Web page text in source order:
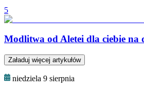
5
Modlitwa od Aletei dla ciebie na
Załaduj więcej artykułów
niedziela 9 sierpnia